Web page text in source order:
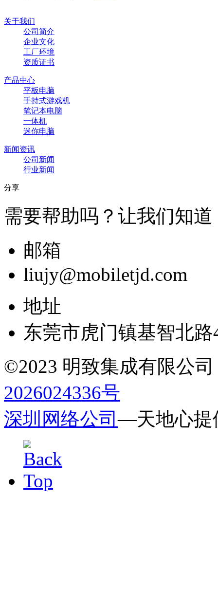
关于我们
公司简介
企业文化
工厂环境
资质证书
产品中心
平板电脑
手持式游戏机
笔记本电脑
一体机
迷你电脑
新闻资讯
公司新闻
行业新闻
分享
需要帮助吗？让我们知道
邮箱
liujy@mobiletjd.com
地址
东莞市虎门镇基智北路
©2023 明致集成有限公
2026024336号
深圳网络公司—天地心提